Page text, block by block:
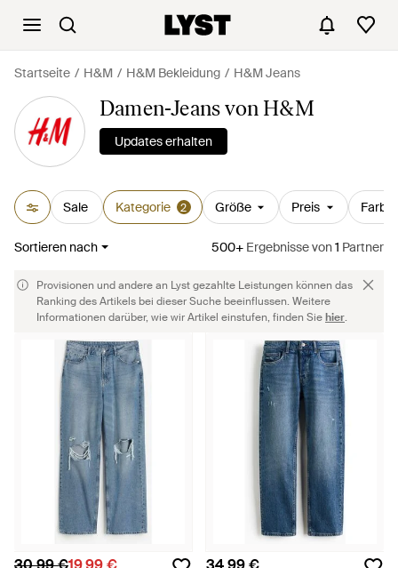
Startseite H&M H&M Bekleidung H&M Jeans
Damen-Jeans von H&M
Updates erhalten
Sale Kategorie 2 Größe Preis Farbe
Sortieren nach 500+ Ergebnissevon1 Partner
Provisionen und andere an Lyst gezahlte Leistungen können das
Ranking des Artikels bei dieser Suche beeinflussen. Weitere
Informationen darüber, wie wir Artikel einstufen, finden Siehier.